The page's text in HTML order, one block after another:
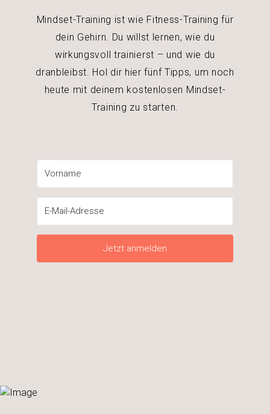
Mindset-Training ist wie Fitness-Training für
dein Gehirn. Du willst lernen, wie du
wirkungsvoll trainierst – und wie du
dranbleibst. Hol dir hier fünf Tipps, um noch
heute mit deinem kostenlosen Mindset-
Training zu starten.
Jetzt anmelden